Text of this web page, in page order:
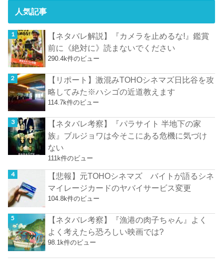
人気記事
【ネタバレ解説】『カメラを止めるな!』鑑賞
前に《絶対に》読まないでください
290.4k件のビュー
【リポート】激混みTOHOシネマズ日比谷を攻
略してみた※ハシゴの近道教えます
114.7k件のビュー
【ネタバレ考察】『パラサイト 半地下の家
族』ブルジョワは今そこにある危機に気づけ
ない
111k件のビュー
【悲報】元TOHOシネマズ バイトが語るシネ
マイレージカードのヤバイサービス変更
104.8k件のビュー
【ネタバレ考察】『漁港の肉子ちゃん』よく
よく考えたら恐ろしい映画では?
98.1k件のビュー